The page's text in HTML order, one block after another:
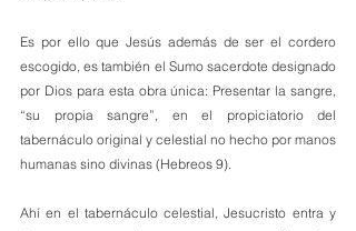
Es por ello que Jesús además de ser el cordero
escogido, es también el Sumo sacerdote designado
por Dios para esta obra única: Presentar la sangre,
“su propia sangre”, en el propiciatorio del
tabernáculo original y celestial no hecho por manos
humanas sino divinas (Hebreos 9).
Ahí en el tabernáculo celestial, Jesucristo entra y